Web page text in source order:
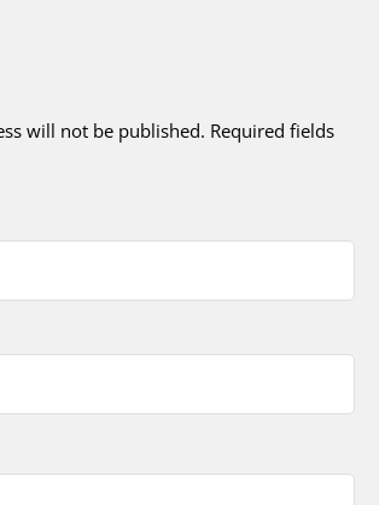
will not be published. Required fields